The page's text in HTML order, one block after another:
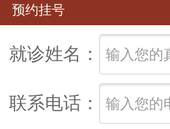
预约挂号
就诊姓名：
联系电话：